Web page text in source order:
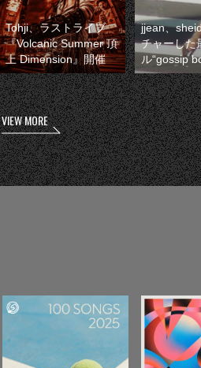
Tohji、ラストライブ
『Volcanic Summer 頂
上 Dimension』開催
jjean、
チャーした
ル“gossip
VIEW MORE